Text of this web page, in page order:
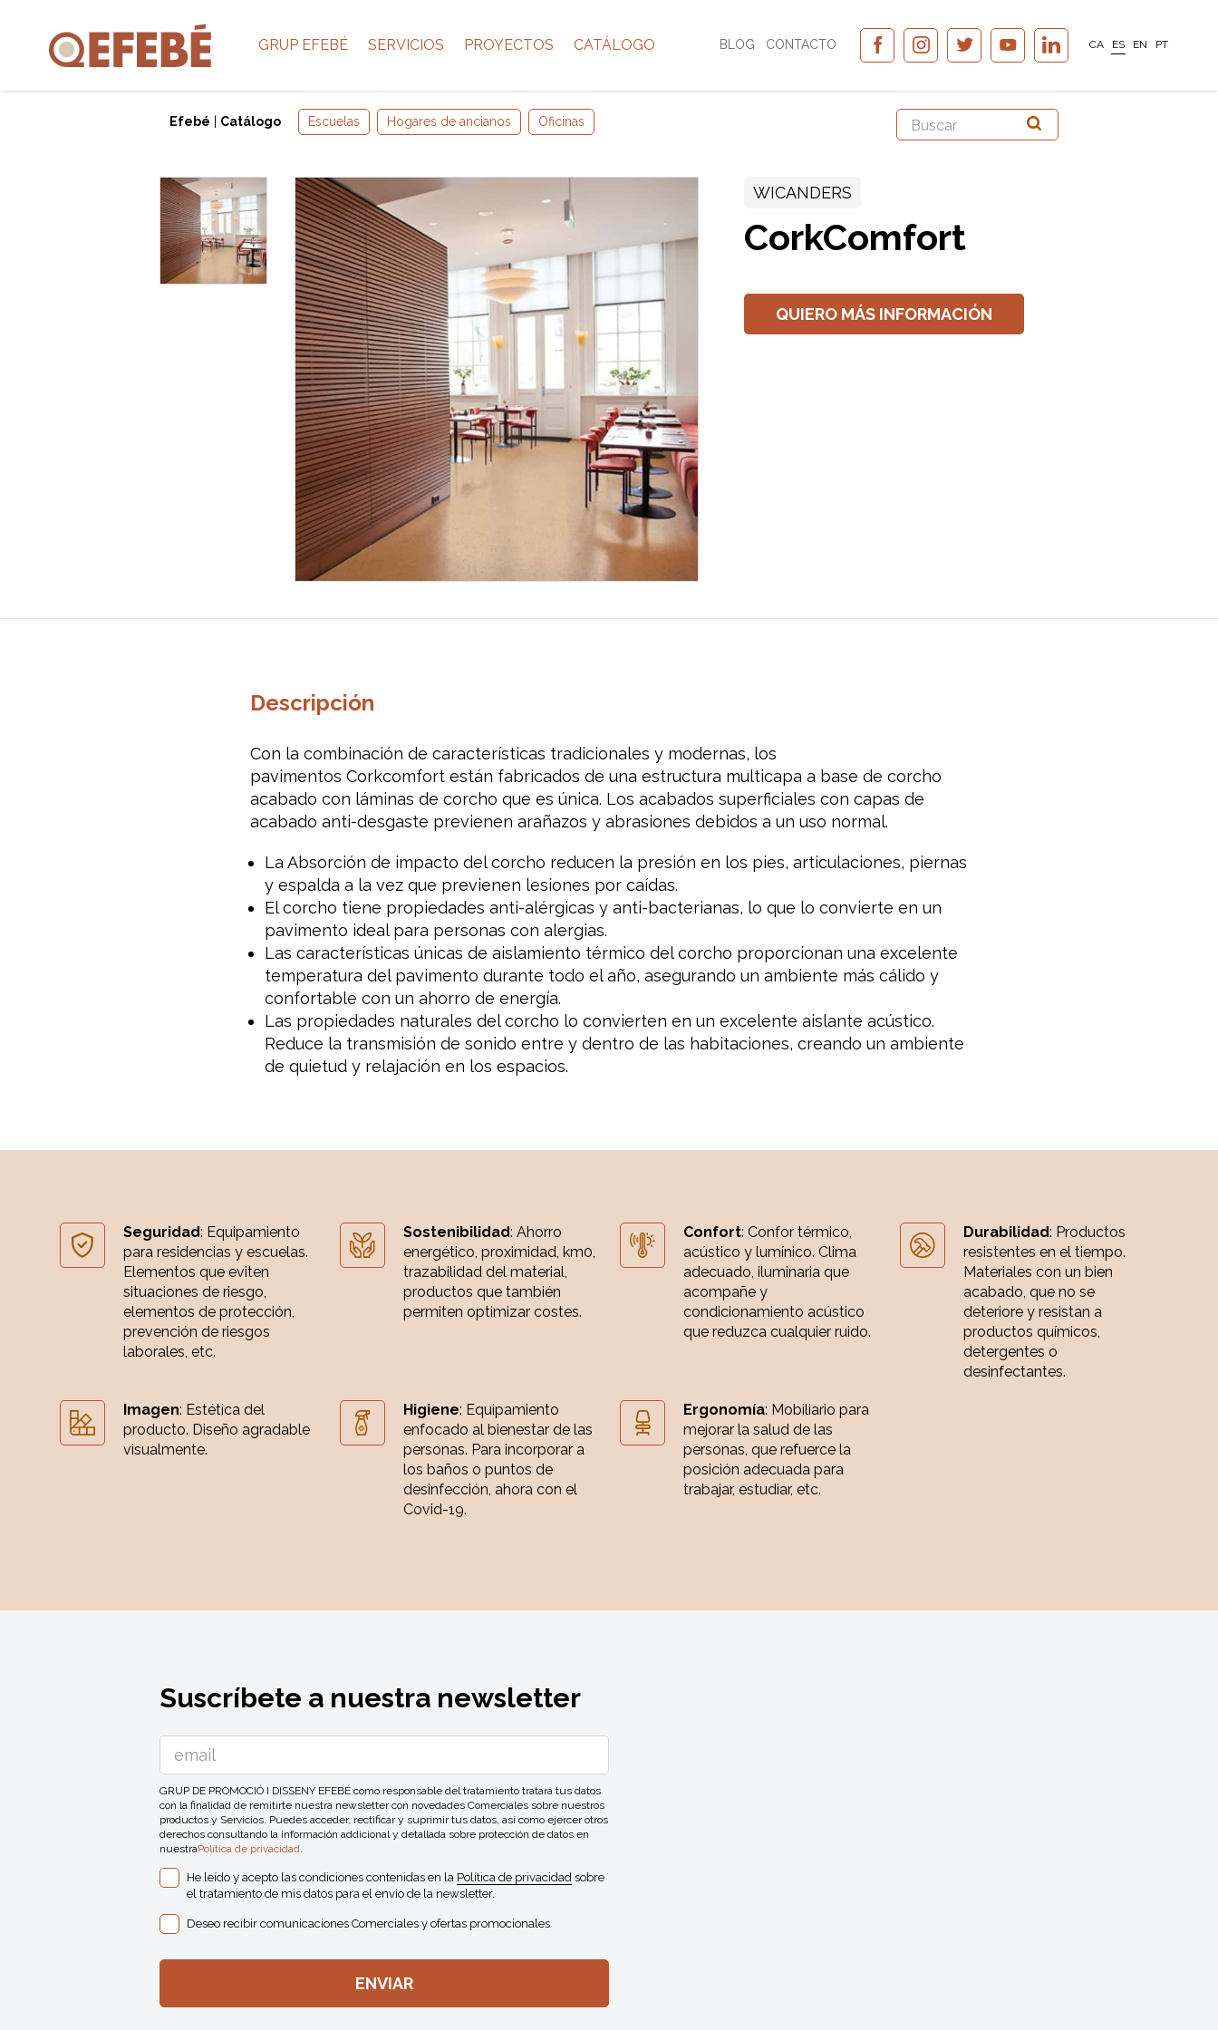
GRUP EFEBÉ SERVICIOS PROYECTOS CATÁLOGO BLOG CONTACTO CA ES EN PT
Efebé Catálogo Escuelas Hogares de ancianos Oficinas
WICANDERS
CorkComfort
QUIERO MÁS INFORMACIÓN
Descripción
Con la combinación de características tradicionales y modernas, los
pavimentos Corkcomfort están fabricados de una estructura multicapa a base de corcho
acabado con láminas de corcho que es única. Los acabados superficiales con capas de
acabado anti-desgaste previenen arañazos y abrasiones debidos a un uso normal.
La Absorción de impacto del corcho reducen la presión en los pies, articulaciones, piernas
y espalda a la vez que previenen lesiones por caídas.
El corcho tiene propiedades anti-alérgicas y anti-bacterianas, lo que lo convierte en un
pavimento ideal para personas con alergias.
Las características únicas de aislamiento térmico del corcho proporcionan una excelente
temperatura del pavimento durante todo el año, asegurando un ambiente más cálido y
confortable con un ahorro de energía.
Las propiedades naturales del corcho lo convierten en un excelente aislante acústico.
Reduce la transmisión de sonido entre y dentro de las habitaciones, creando un ambiente
de quietud y relajación en los espacios.
Seguridad: Equipamiento
para residencias y escuelas.
Elementos que eviten
situaciones de riesgo,
elementos de protección,
prevención de riesgos
laborales, etc.
Sostenibilidad: Ahorro
energético, proximidad, km0,
trazabilidad del material,
productos que también
permiten optimizar costes.
Confort: Confor térmico,
acústico y lumínico. Clima
adecuado, iluminaria que
acompañe y
condicionamiento acústico
que reduzca cualquier ruido.
Durabilidad: Productos
resistentes en el tiempo.
Materiales con un bien
acabado, que no se
deteriore y resistan a
productos químicos,
detergentes o
desinfectantes.
Imagen: Estética del
producto. Diseño agradable
visualmente.
Higiene: Equipamiento
enfocado al bienestar de las
personas. Para incorporar a
los baños o puntos de
desinfección, ahora con el
Covid-19.
Ergonomía: Mobiliario para
mejorar la salud de las
personas, que refuerce la
posición adecuada para
trabajar, estudiar, etc.
Suscríbete a nuestra newsletter
GRUP DE PROMOCIÓ I DISSENY EFEBÉ como responsable del tratamiento tratará tus datos
con la finalidad de remitirte nuestra newsletter con novedades Comerciales sobre nuestros
productos y Servicios. Puedes acceder, rectificar y suprimir tus datos, así como ejercer otros
derechos consultando la información addicional y detallada sobre protección de datos en
nuestraPolítica de privacidad
He leído y acepto las condiciones contenidas en la Política de privacidad sobre
el tratamiento de mis datos para el envio de la newsletter.
Deseo recibir comunicaciones Comerciales y ofertas promocionales